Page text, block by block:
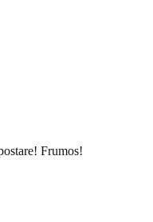
Frumos!